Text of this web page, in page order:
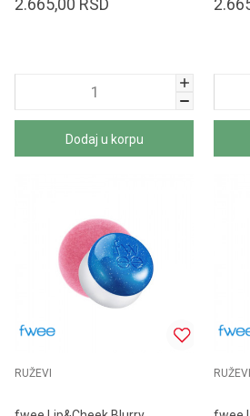
Dodaj u korpu
RUŽEVI RUŽEVI